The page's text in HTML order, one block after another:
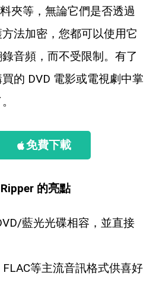
夾等，無論它們是否透過
法加密，您都可以使用它
音頻，而不受限制。有了
的 DVD 電影或電視劇中掌
免費下載
的亮點
藍光光碟相容，並直接
等主流音訊格式供喜好